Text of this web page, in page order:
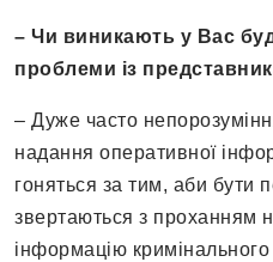
– Чи виникають у Вас
проблеми із
– Дуже часто
надання оперативної
гоняться за тим, аби бути
звертаються з проханням
інформацію